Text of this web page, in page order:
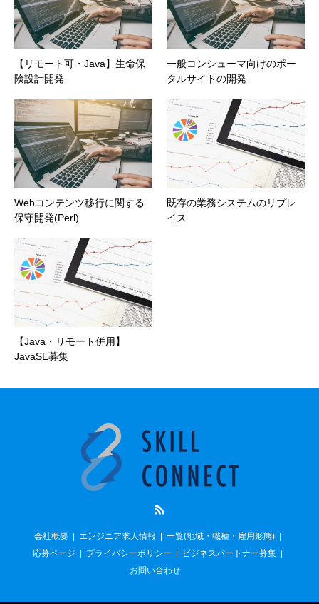
【リモート可・Java】生命保
険設計開発
一般コンシューマ向けのポー
タルサイトの開発
Webコンテンツ移行に関する
保守開発(Perl)
既存の業務システムのリプレ
イス
【Java・リモート併用】
JavaSE募集
会社概要 エンジニア求人情報
一覧(地域・職種・雇用形態)
応募ページ
プライバシーポリシー
ビジネスパートナー募集
お問い合わせ